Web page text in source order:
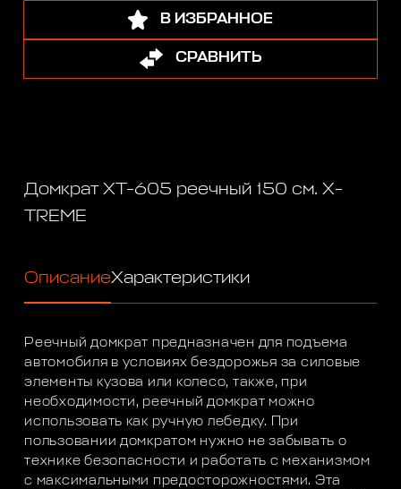
В ИЗБРАННОЕ
СРАВНИТЬ
Домкрат XT-605 реечный 150 см. X-
TREME
ОписаниеХарактеристики
Реечный домкрат предназначен для подъема
автомобиля в условиях бездорожья за силовые
элементы кузова или колесо, также, при
необходимости, реечный домкрат можно
использовать как ручную лебедку. При
пользовании домкратом нужно не забывать о
технике безопасности и работать с механизмом
с максимальными предосторожностями. Эта